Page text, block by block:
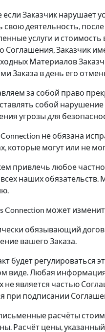
если Заказчик нарушает
свою деятельность,
услуги и
Соглашения, Заказчик
Материалов
Заказа в день его
за собой право
собой
угрозы для
Connection не обязана
которые могут или не
привлечь любое
наших обязательств.
Connection может
обязывающий
вашего Заказа.
будет
виде. Любая
не является частью
при подписании
расчёты
Расчёт цены,